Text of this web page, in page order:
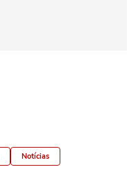
Notícias